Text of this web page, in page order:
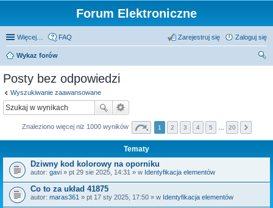
Forum Elektroniczne
Więcej… FAQ Zaloguj się
Zarejestruj się
Wykaz forów
Posty bez odpowiedzi
Wyszukiwanie zaawansowane
Znaleziono więcej niż 1000 wyników 1 2 3 4 5 20
Tematy
Dziwny kod kolorowy na oporniku
autor: gavi » pt 29 sie 2025, 14:31 » w Identyfikacja elementów
Co to za układ 41875
autor: maras361 » pt 17 sty 2025, 17:50 » w Identyfikacja elementów